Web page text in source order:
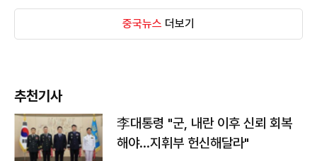
중국뉴스 더보기
추천기사
李대통령 "군, 내란 이후 신뢰 회복
해야…지휘부 헌신해달라"